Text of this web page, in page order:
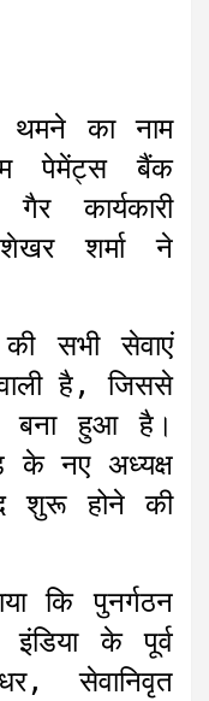
a
थमने का नाम
पेमेंट्स बैंक
कार्यकारी
शर्मा ने
सभी सेवाएं
है, जिससे
बना हुआ है।
के नए अध्यक्ष
शुरू होने की
कि पुनर्गठन
के पूर्व
सेवानिवृत